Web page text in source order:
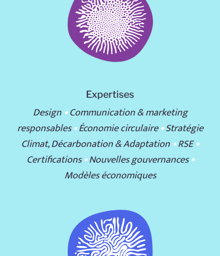
Expertises
Design•Communication & marketing
responsables•Économie circulaire•Stratégie
Climat, Décarbonation & Adaptation •RSE•
Certifications•Nouvelles gouvernances•
Modèles économiques